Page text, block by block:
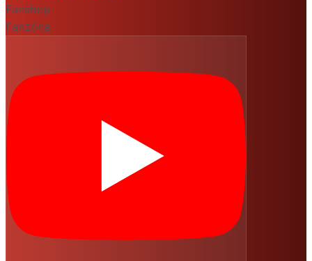
Fanshop
Fanzóna